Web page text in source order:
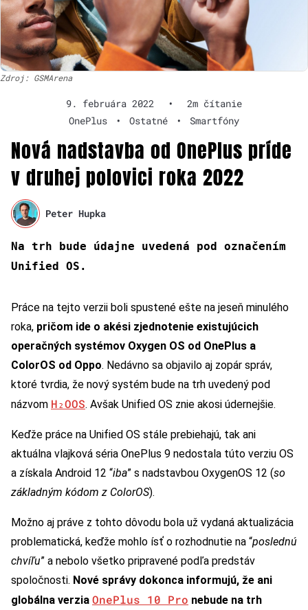
Zdroj: GSMArena
9. februára 2022 •
2m čítanie
OnePlus
• Ostatné • Smartfóny
Nová nadstavba od OnePlus príde
v druhej polovici roka 2022
Peter Hupka
Na trh bude údajne uvedená pod označením
Unified OS.
Práce na tejto verzii boli spustené ešte na jeseň minulého
roka, pričom ide o akési zjednotenie existujúcich
operačných systémov Oxygen OS od OnePlus a
ColorOS od Oppo. Nedávno sa objavilo aj zopár správ,
ktoré tvrdia, že nový systém bude na trh uvedený pod
názvom H₂OOS. Avšak Unified OS znie akosi údernejšie.
Keďže práce na Unified OS stále prebiehajú, tak ani
aktuálna vlajková séria OnePlus 9 nedostala túto verziu OS
a získala Android 12 “iba” s nadstavbou OxygenOS 12 (so
základným kódom z ColorOS).
Možno aj práve z tohto dôvodu bola už vydaná aktualizácia
problematická, keďže mohlo ísť o rozhodnutie na “poslednú
chvíľu” a nebolo všetko pripravené podľa predstáv
spoločnosti. Nové správy dokonca informujú, že ani
globálna verzia OnePlus 10 Pro nebude na trh